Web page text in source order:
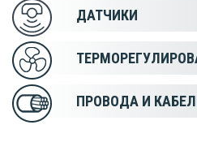
ДАТЧИКИ
ПРОВОДА И